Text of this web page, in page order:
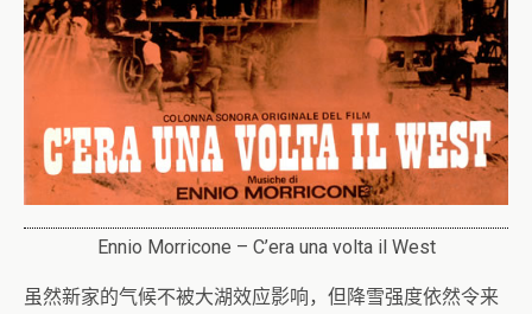
Ennio Morricone – C’era una volta il West
虽然新家的气候不被大湖效应影响，但降雪强度依然令来